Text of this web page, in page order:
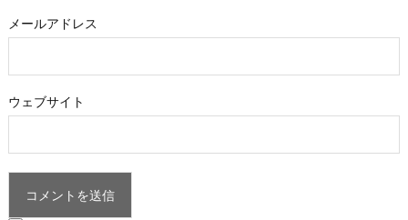
メールアドレス
ウェブサイト